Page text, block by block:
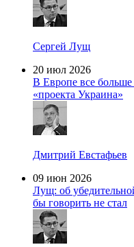
Сергей Лущ
20 июл 2026
В Европе все
«проекта Украина»
Дмитрий Евстафьев
09 июн 2026
Лущ: об
бы говорить не стал